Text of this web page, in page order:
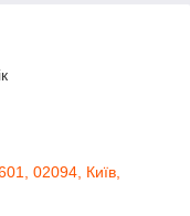
02094, Київ,